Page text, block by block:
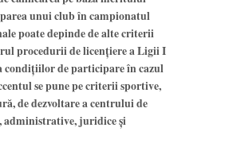
unui club în campionatul
poate depinde de alte criterii
procedurii de licenţiere a Ligii I
condițiilor de participare în cazul
se pune pe criterii sportive,
de dezvoltare a centrului de
juridice şi